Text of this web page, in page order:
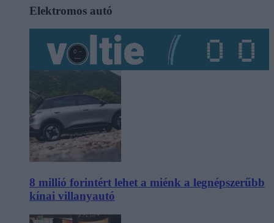
Elektromos autó
8 millió forintért lehet a miénk a legnépszerűbb
kínai villanyautó